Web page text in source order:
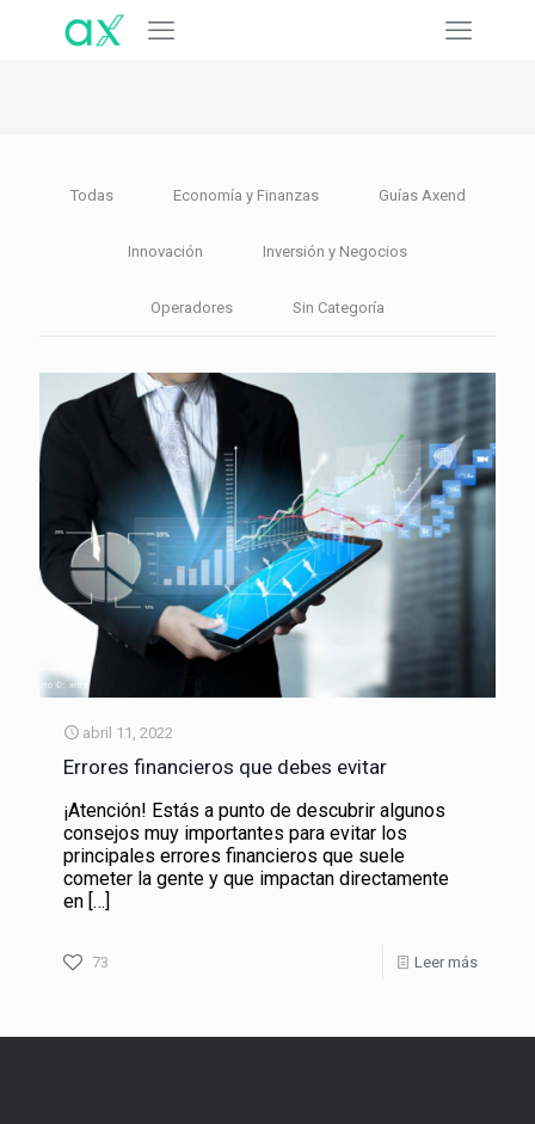
Todas Economía y Finanzas Guías Axend
Innovación Inversión y Negocios
Operadores Sin Categoría
abril 11, 2022
Errores financieros que debes evitar
¡Atención! Estás a punto de descubrir algunos
consejos muy importantes para evitar los
principales errores financieros que suele
cometer la gente y que impactan directamente
en […]
73 Leer más